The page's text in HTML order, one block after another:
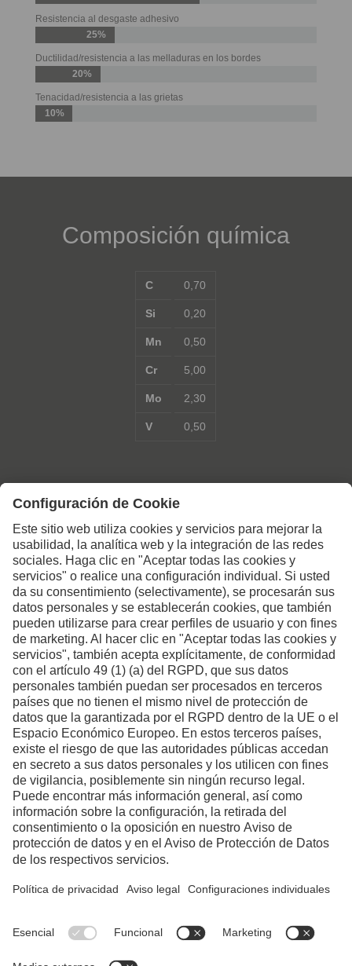
Resistencia al desgaste adhesivo
25%
Ductilidad/resistencia a las melladuras en los bordes
20%
Tenacidad/resistencia a las grietas
10%
Composición química
C
Si
Mn
Cr
Mo
V
0,70
0,20
0,50
5,00
2,30
0,50
Póngase en contacto con
nosotros si desea más
información.
Formulario de contacto
LinkedIn voestalpine Perú